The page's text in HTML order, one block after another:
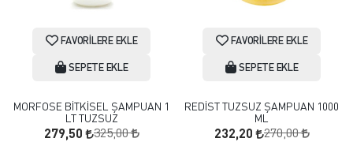
FAVORILERE EKLE
SEPETE EKLE
MORFOSE BİTKİSEL ŞAMPUAN 1
LT TUZSUZ
279,50 325,00
FAVORILERE EKLE
SEPETE EKLE
REDİST TUZSUZ ŞAMPUAN 1000
ML
232,20 270,00